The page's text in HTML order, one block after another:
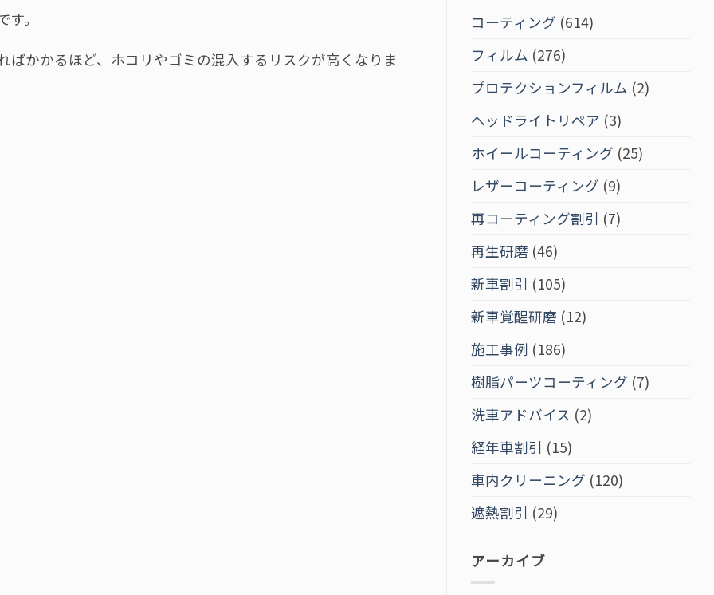
。
かかるほど、ホコリやゴミの混入するリスクが高くなりま
コーティング (614)
フィルム (276)
プロテクションフィルム (2)
ヘッドライトリペア (3)
ホイールコーティング (25)
レザーコーティング (9)
再コーティング割引 (7)
再生研磨 (46)
新車割引 (105)
新車覚醒研磨 (12)
施工事例 (186)
樹脂パーツコーティング (7)
洗車アドバイス (2)
経年車割引 (15)
車内クリーニング (120)
遮熱割引 (29)
アーカイブ